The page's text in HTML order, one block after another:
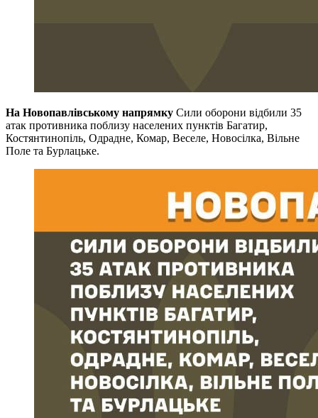
На Новопавлівському напрямку Сили оборони відбили 35
атак противника поблизу населених пунктів Багатир,
Костянтинопіль, Одрадне, Комар, Веселе, Новосілка, Вільне
Поле та Бурлацьке.